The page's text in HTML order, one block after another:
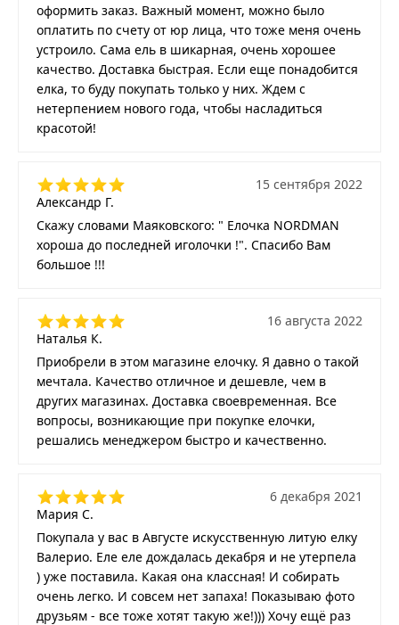
оформить заказ. Важный момент, можно было
оплатить по счету от юр лица, что тоже меня очень
устроило. Сама ель в шикарная, очень хорошее
качество. Доставка быстрая. Если еще понадобится
елка, то буду покупать только у них. Ждем с
нетерпением нового года, чтобы насладиться
красотой!
Александр Г.
15 сентября 2022
Скажу словами Маяковского: " Елочка NORDMAN
хороша до последней иголочки !". Спасибо Вам
большое !!!
Наталья К.
16 августа 2022
Приобрели в этом магазине елочку. Я давно о такой
мечтала. Качество отличное и дешевле, чем в
других магазинах. Доставка своевременная. Все
вопросы, возникающие при покупке елочки,
решались менеджером быстро и качественно.
Мария С.
6 декабря 2021
Покупала у вас в Августе искусственную литую елку
Валерио. Еле еле дождалась декабря и не утерпела
) уже поставила. Какая она классная! И собирать
очень легко. И совсем нет запаха! Показываю фото
друзьям - все тоже хотят такую же!))) Хочу ещё раз